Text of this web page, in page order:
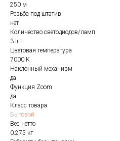
250 м
Резьба под штатив
нет
Количество светодиодов/ламп
3 шт
Цветовая температура
7000 К
Наклонный механизм
да
Функция Zoom
да
Класс товара
Бытовой
Вес нетто
0.275 кг